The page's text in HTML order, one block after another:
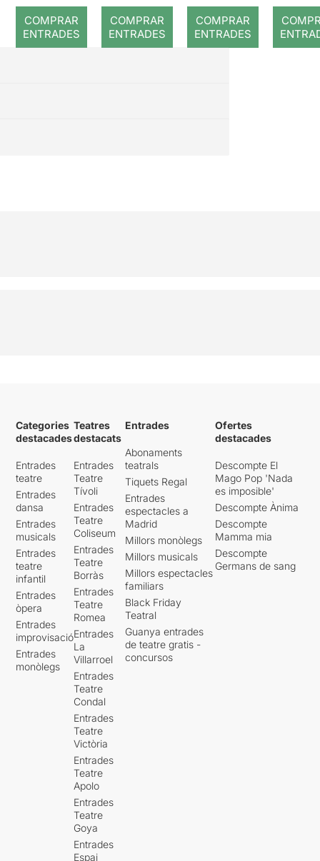
COMPRAR
ENTRADES
COMPRAR
ENTRADES
COMPRAR
ENTRADES
Categories
destacades
Entrades
teatre
Entrades
dansa
Entrades
musicals
Entrades
teatre
infantil
Entrades
òpera
Entrades
improvisació
Entrades
monòlegs
Teatres
destacats
Entrades
Teatre
Tívoli
Entrades
Teatre
Coliseum
Entrades
Teatre
Borràs
Entrades
Teatre
Romea
Entrades
La
Villarroel
Entrades
Teatre
Condal
Entrades
Teatre
Victòria
Entrades
Teatre
Apolo
Entrades
Teatre
Goya
Entrades
Espai
Entrades
Abonaments
teatrals
Tiquets Regal
Entrades
espectacles a
Madrid
Millors monòlegs
Millors musicals
Millors espectacles
familiars
Black Friday
Teatral
Guanya entrades
de teatre gratis -
concursos
Ofertes
destacades
Descompte El
Mago Pop 'Nada
es imposible'
Descompte Ànima
Descompte
Mamma mia
Descompte
Germans de sang